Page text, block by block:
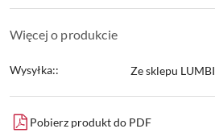
Więcej o produkcie
Wysyłka:: Ze sklepu LUMBI
Pobierz produkt do PDF